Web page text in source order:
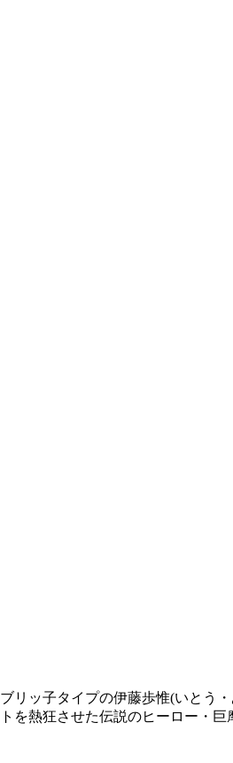
リッ子タイプの伊藤歩惟(いとう
熱狂させた伝説のヒーロー・巨